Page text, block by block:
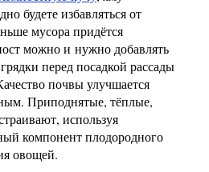
будете избавляться от
мусора придётся
можно и нужно добавлять
перед посадкой рассады
почвы улучшается
Приподнятые, тёплые,
используя
компонент плодородного
овощей.